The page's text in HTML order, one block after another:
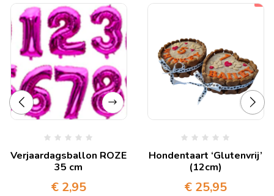
Verjaardagsballon ROZE
35 cm
€ 2,95
Hondentaart ‘Glutenvrij’
(12cm)
€ 25,95